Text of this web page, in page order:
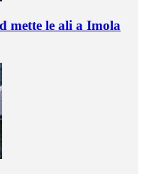
mette le ali a Imola